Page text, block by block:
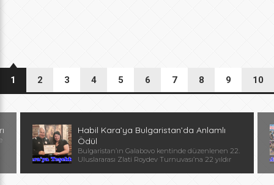
1 2 3 4 5 6 7 8 9 10
Habil Kara’ya Bulgaristan’da Anlamlı
Ödül
Bulgaristan’ın Galabovo kentinde düzenlenen 22.
Uluslararası Zlati Roydev Turnuvası’na 22 yıldır